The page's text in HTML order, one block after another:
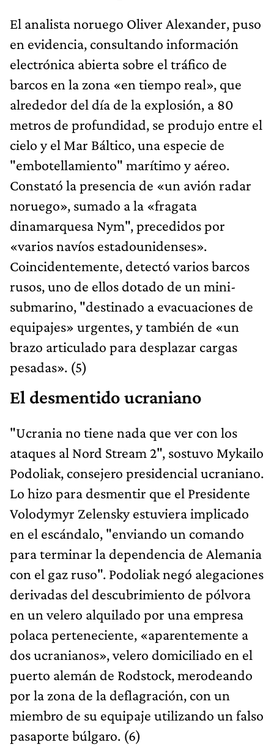
El analista noruego Oliver Alexander, puso
en evidencia, consultando información
electrónica abierta sobre el tráfico de
barcos en la zona «en tiempo real», que
alrededor del día de la explosión, a 80
metros de profundidad, se produjo entre el
cielo y el Mar Báltico, una especie de
"embotellamiento" marítimo y aéreo.
Constató la presencia de «un avión radar
noruego», sumado a la «fragata
dinamarquesa Nym", precedidos por
«varios navíos estadounidenses».
Coincidentemente, detectó varios barcos
rusos, uno de ellos dotado de un mini-
submarino, "destinado a evacuaciones de
equipajes» urgentes, y también de «un
brazo articulado para desplazar cargas
pesadas». (5)
El desmentido ucraniano
"Ucrania no tiene nada que ver con los
ataques al Nord Stream 2", sostuvo Mykailo
Podoliak, consejero presidencial ucraniano.
Lo hizo para desmentir que el Presidente
Volodymyr Zelensky estuviera implicado
en el escándalo, "enviando un comando
para terminar la dependencia de Alemania
con el gaz ruso". Podoliak negó alegaciones
derivadas del descubrimiento de pólvora
en un velero alquilado por una empresa
polaca perteneciente, «aparentemente a
dos ucranianos», velero domiciliado en el
puerto alemán de Rodstock, merodeando
por la zona de la deflagración, con un
miembro de su equipaje utilizando un falso
pasaporte búlgaro. (6)